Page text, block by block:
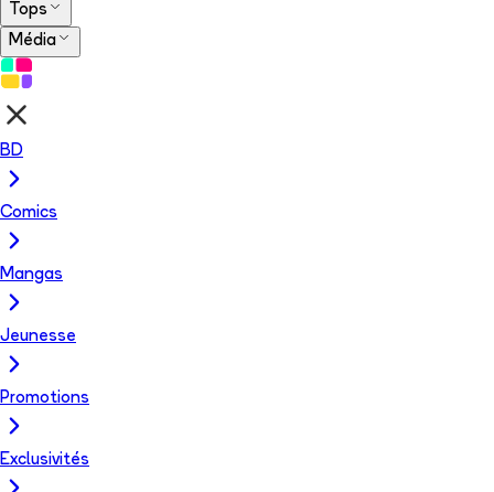
Tops
Média
BD
Comics
Mangas
Jeunesse
Promotions
Exclusivités